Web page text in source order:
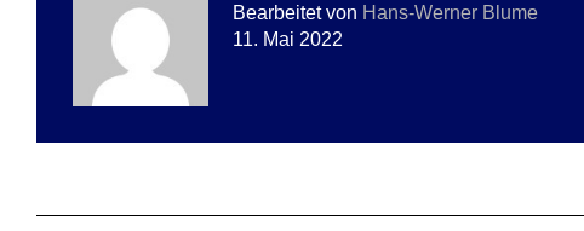
Bearbeitet von Hans-Werner Blume
11. Mai 2022